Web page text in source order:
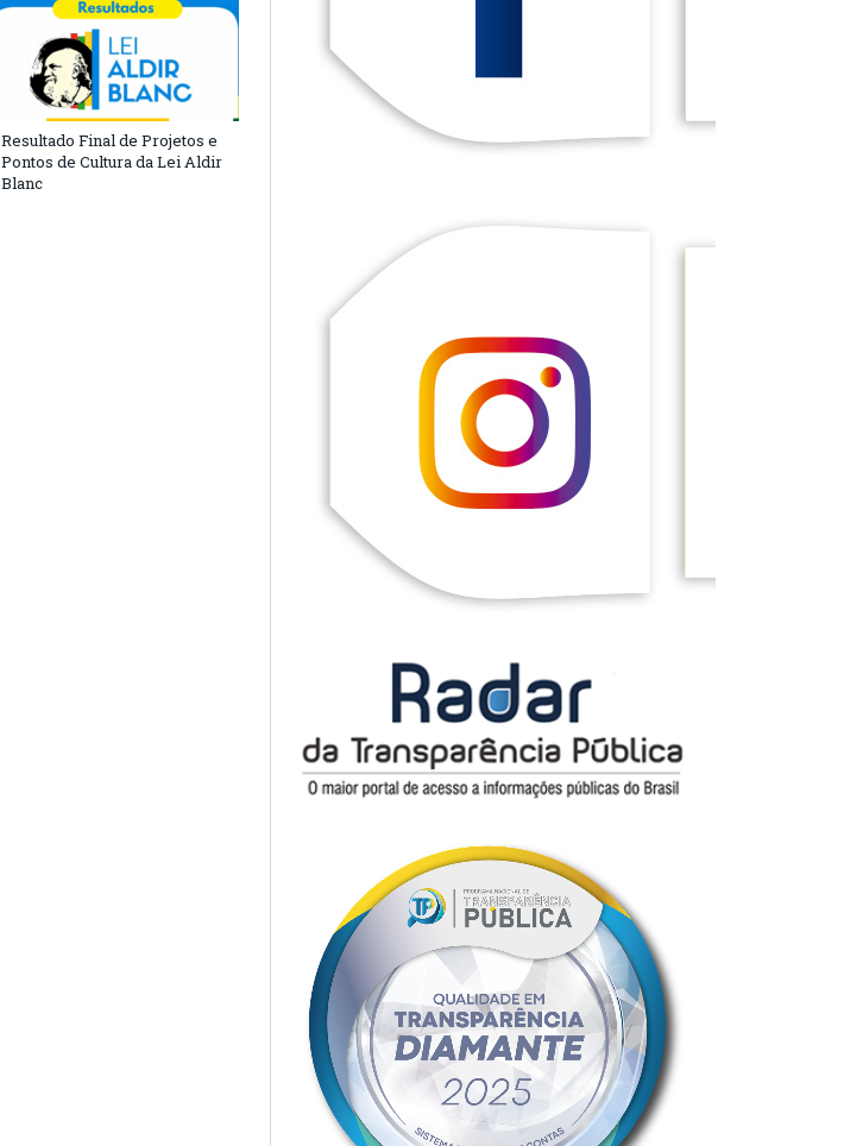
Resultado Final de Projetos e
Pontos de Cultura da Lei Aldir
Blanc